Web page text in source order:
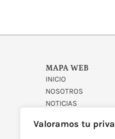
Valoramos tu
MAPA WEB
INICIO
NOSOTROS
NOTICIAS